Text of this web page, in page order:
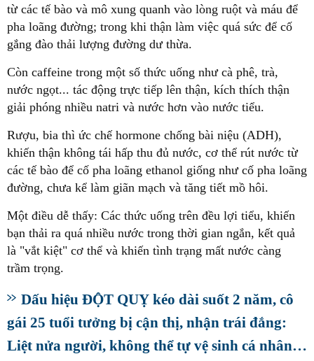
từ các tế bào và mô xung quanh vào lòng ruột và máu để
pha loãng đường; trong khi thận làm việc quá sức để cố
gắng đào thải lượng đường dư thừa.
Còn caffeine trong một số thức uống như cà phê, trà,
nước ngọt... tác động trực tiếp lên thận, kích thích thận
giải phóng nhiều natri và nước hơn vào nước tiểu.
Rượu, bia thì ức chế hormone chống bài niệu (ADH),
khiến thận không tái hấp thu đủ nước, cơ thể rút nước từ
các tế bào để cố pha loãng ethanol giống như cố pha loãng
đường, chưa kể làm giãn mạch và tăng tiết mồ hôi.
Một điều dễ thấy: Các thức uống trên đều lợi tiểu, khiến
bạn thải ra quá nhiều nước trong thời gian ngắn, kết quả
là "vắt kiệt" cơ thể và khiến tình trạng mất nước càng
trầm trọng.
Dấu hiệu ĐỘT QUỴ kéo dài suốt 2 năm, cô
gái 25 tuổi tưởng bị cận thị, nhận trái đắng:
Liệt nửa người, không thể tự vệ sinh cá nhân…